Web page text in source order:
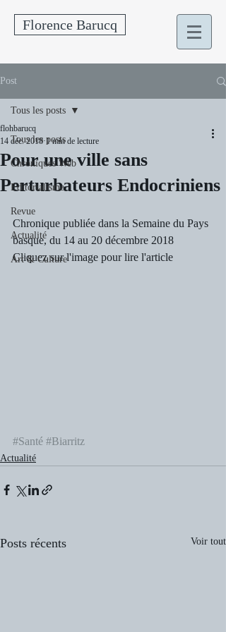
Florence Barucq
Post
Tous les posts
Chroniques Web
Editorialisme
Revue
Actualité
Art & Culture
Tous les posts
Pour une ville sans
Perturbateurs Endocriniens
flohbarucq
14 déc. 2018 1 min de lecture
Chronique publiée dans la Semaine du Pays
basque, du 14 au 20 décembre 2018
Cliquez sur l'image pour lire l'article
#Santé #Biarritz
Actualité
Posts récents Voir tout